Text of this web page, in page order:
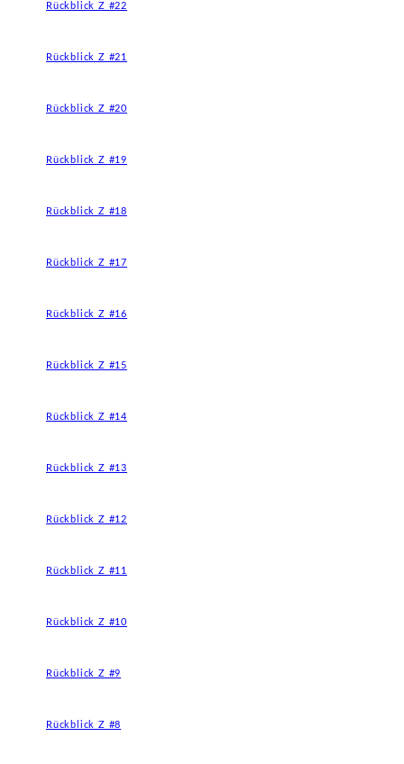
Rückblick Z #22
Rückblick Z #21
Rückblick Z #20
Rückblick Z #19
Rückblick Z #18
Rückblick Z #17
Rückblick Z #16
Rückblick Z #15
Rückblick Z #14
Rückblick Z #13
Rückblick Z #12
Rückblick Z #11
Rückblick Z #10
Rückblick Z #9
Rückblick Z #8